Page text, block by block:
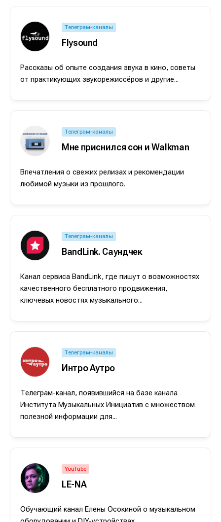
Продакшн
Инструменты
Оборудование
Продакшн
Инструменты
Оборудование
Телеграм-каналы
Flysound
Рассказы об опыте создания звука в кино, советы
от практикующих звукорежиссёров и другие...
Телеграм-каналы
Мне приснился сон и Walkman
Впечатления о свежих релизах и рекомендации
любимой музыки из прошлого.
Телеграм-каналы
BandLink. Саундчек
Канал сервиса BandLink, где пишут о возможностях
качественного бесплатного продвижения,
ключевых новостях музыкального...
Телеграм-каналы
Интро Аутро
Телеграм-канал, появившийся на базе канала
Института Музыкальных Инициатив с множеством
полезной информации для...
YouTube
LE-NA
Обучающий канал Елены Осокиной о музыкальном